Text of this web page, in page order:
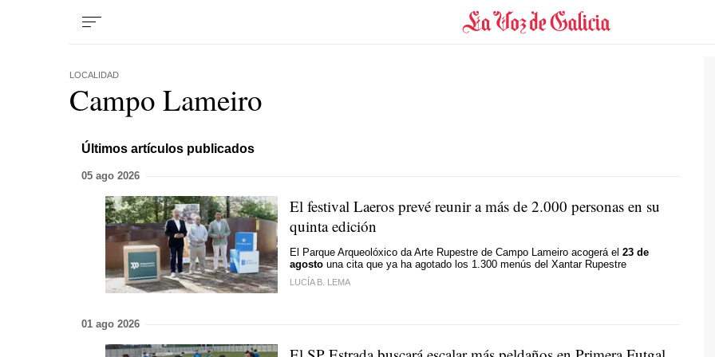
LOCALIDAD
Campo Lameiro
Últimos artículos publicados
05 ago 2026
El festival Laeros prevé reunir a más de 2.000 personas en su
quinta edición
El Parque Arqueolóxico da Arte Rupestre de Campo Lameiro acogerá el 23 de
agosto una cita que ya ha agotado los 1.300 menús del Xantar Rupestre
LUCÍA B. LEMA
01 ago 2026